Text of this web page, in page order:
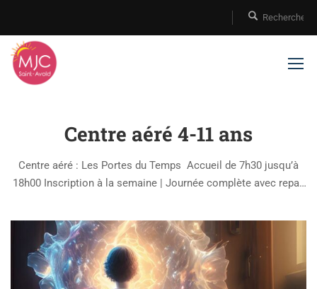
Centre aéré 4-11 ans
Centre aéré : Les Portes du Temps Accueil de 7h30 jusqu’à
18h00 Inscription à la semaine | Journée complète avec repas
Sortie : CPN Les Coquelicots Du 15/07 au 19/07 …